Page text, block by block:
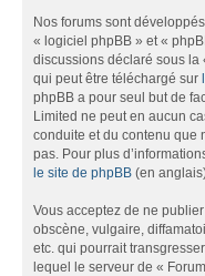
Nos forums sont
« logiciel phpBB » et «
discussions déclaré sous la
qui peut être téléchargé sur
phpBB a pour seul but de
Limited ne peut en aucun
conduite et du contenu que
pas. Pour plus
le site de phpBB (en
Vous acceptez de ne
obscène, vulgaire,
etc. qui pourrait
lequel le serveur de «